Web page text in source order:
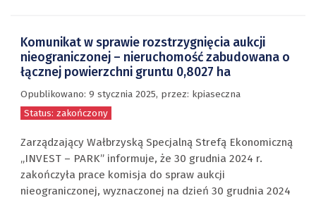
Komunikat w sprawie rozstrzygnięcia aukcji
nieograniczonej – nieruchomość zabudowana o
łącznej powierzchni gruntu 0,8027 ha
Opublikowano: 9 stycznia 2025, przez: kpiaseczna
Status: zakończony
Zarządzający Wałbrzyską Specjalną Strefą Ekonomiczną
„INVEST – PARK” informuje, że 30 grudnia 2024 r.
zakończyła prace komisja do spraw aukcji
nieograniczonej, wyznaczonej na dzień 30 grudnia 2024